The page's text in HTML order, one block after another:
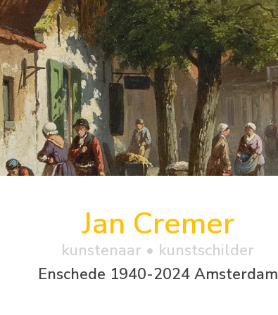
Jan Cremer
kunstenaar • kunstschilder
Enschede 1940-2024 Amsterdam